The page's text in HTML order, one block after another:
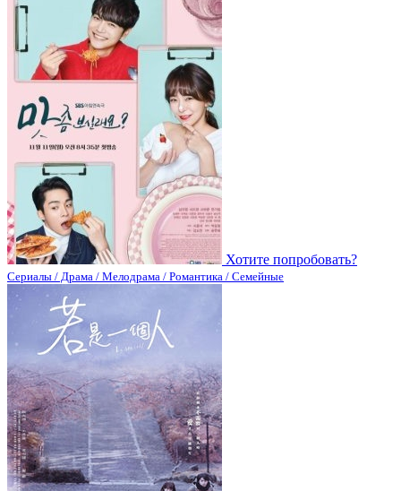
Хотите попробовать?
Сериалы / Драма / Мелодрама / Романтика / Семейные